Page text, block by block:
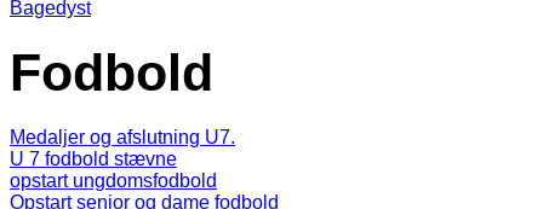
Bagedyst
Fodbold
Medaljer og afslutning U7.
U 7 fodbold stævne
opstart ungdomsfodbold
Opstart senior og dame fodbold